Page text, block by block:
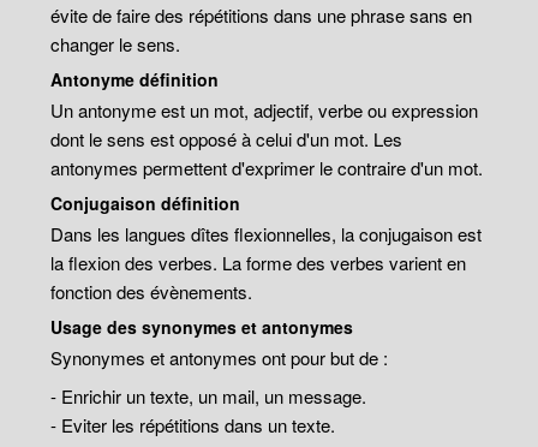
évite de faire des répétitions dans une phrase sans en
changer le sens.
Antonyme définition
Un antonyme est un mot, adjectif, verbe ou expression
dont le sens est opposé à celui d'un mot. Les
antonymes permettent d'exprimer le contraire d'un mot.
Conjugaison définition
Dans les langues dîtes flexionnelles, la conjugaison est
la flexion des verbes. La forme des verbes varient en
fonction des évènements.
Usage des synonymes et antonymes
Synonymes et antonymes ont pour but de :
- Enrichir un texte, un mail, un message.
- Eviter les répétitions dans un texte.